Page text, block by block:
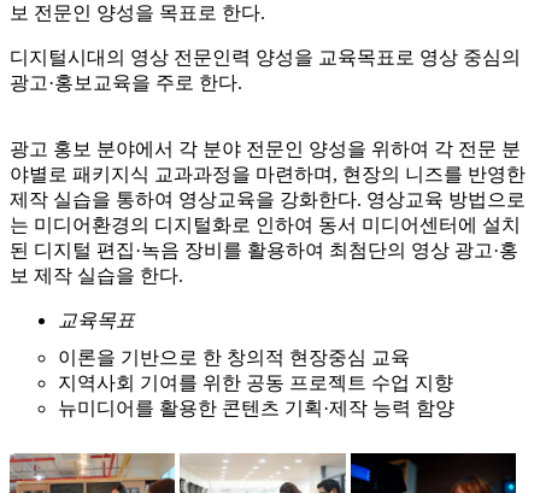
보 전문인 양성을 목표로 한다.
디지털시대의 영상 전문인력 양성을 교육목표로 영상 중심의
광고·홍보교육을 주로 한다.
광고 홍보 분야에서 각 분야 전문인 양성을 위하여 각 전문 분
야별로 패키지식 교과과정을 마련하며, 현장의 니즈를 반영한
제작 실습을 통하여 영상교육을 강화한다. 영상교육 방법으로
는 미디어환경의 디지털화로 인하여 동서 미디어센터에 설치
된 디지털 편집·녹음 장비를 활용하여 최첨단의 영상 광고·홍
보 제작 실습을 한다.
교육목표
이론을 기반으로 한 창의적 현장중심 교육
지역사회 기여를 위한 공동 프로젝트 수업 지향
뉴미디어를 활용한 콘텐츠 기획·제작 능력 함양